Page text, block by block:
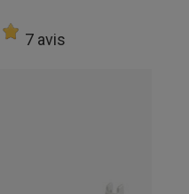
7 avis